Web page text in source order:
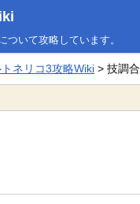
ついて攻略しています。
ネリコ3攻略Wiki > 技調合